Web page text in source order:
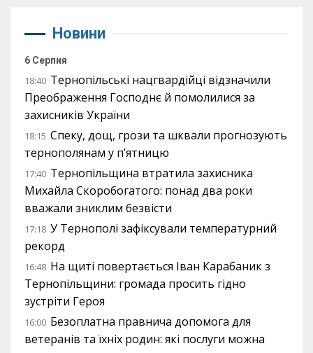
Новини
6 Серпня
18:40 Тернопільські нацгвардійці відзначили
Преображення Господнє й помолилися за
захисників України
18:15 Спеку, дощ, грози та шквали прогнозують
тернополянам у п’ятницю
17:40 Тернопільщина втратила захисника
Михайла Скоробогатого: понад два роки
вважали зниклим безвісти
17:18 У Тернополі зафіксували температурний
рекорд
16:48 На щиті повертається Іван Карабаник з
Тернопільщини: громада просить гідно
зустріти Героя
16:00 Безоплатна правнича допомога для
ветеранів та їхніх родин: які послуги можна